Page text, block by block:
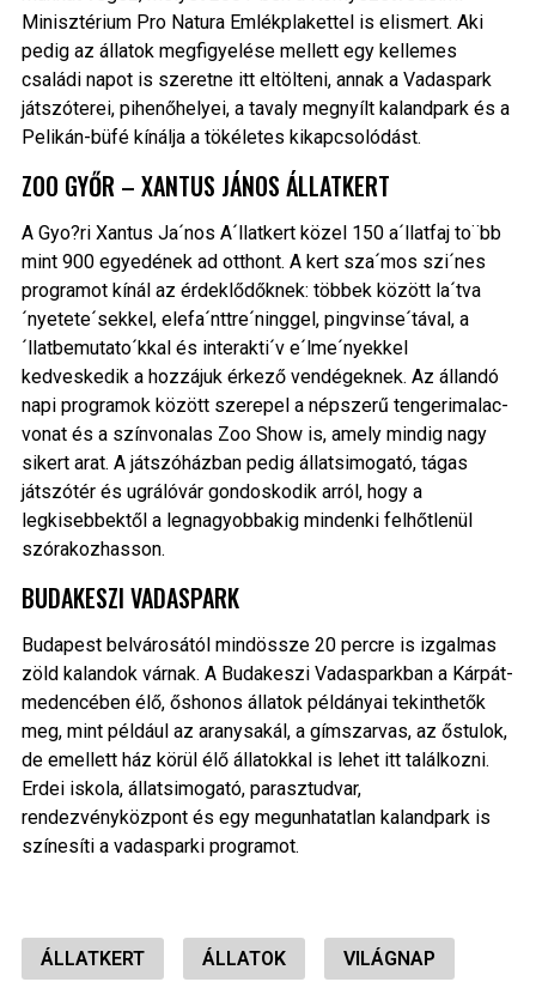
Minisztérium Pro Natura Emlékplakettel is elismert. Aki
pedig az állatok megfigyelése mellett egy kellemes
családi napot is szeretne itt eltölteni, annak a Vadaspark
játszóterei, pihenőhelyei, a tavaly megnyílt kalandpark és a
Pelikán-büfé kínálja a tökéletes kikapcsolódást.
ZOO GYŐR – XANTUS JÁNOS ÁLLATKERT
A Gyo?ri Xantus Ja´nos A´llatkert közel 150 a´llatfaj to¨bb
mint 900 egyedének ad otthont. A kert sza´mos szi´nes
programot kínál az érdeklődőknek: többek között la´tva
´nyetete´sekkel, elefa´nttre´ninggel, pingvinse´tával, a
´llatbemutato´kkal és interakti´v e´lme´nyekkel
kedveskedik a hozzájuk érkező vendégeknek. Az állandó
napi programok között szerepel a népszerű tengerimalac-
vonat és a színvonalas Zoo Show is, amely mindig nagy
sikert arat. A játszóházban pedig állatsimogató, tágas
játszótér és ugrálóvár gondoskodik arról, hogy a
legkisebbektől a legnagyobbakig mindenki felhőtlenül
szórakozhasson.
BUDAKESZI VADASPARK
Budapest belvárosától mindössze 20 percre is izgalmas
zöld kalandok várnak. A Budakeszi Vadasparkban a Kárpát-
medencében élő, őshonos állatok példányai tekinthetők
meg, mint például az aranysakál, a gímszarvas, az őstulok,
de emellett ház körül élő állatokkal is lehet itt találkozni.
Erdei iskola, állatsimogató, parasztudvar,
rendezvényközpont és egy megunhatatlan kalandpark is
színesíti a vadasparki programot.
ÁLLATKERT ÁLLATOK VILÁGNAP